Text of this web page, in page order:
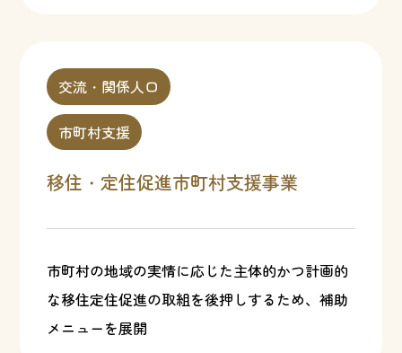
交流・関係人口
市町村支援
移住・定住促進市町村支援事業
市町村の地域の実情に応じた主体的かつ計画的
な移住定住促進の取組を後押しするため、補助
メニューを展開